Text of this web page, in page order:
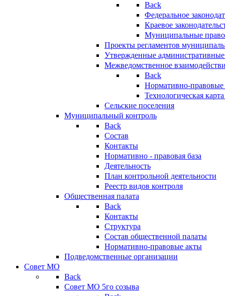
Back
Федеральное
Краевое
Муниципальные
Проекты регламентов
Утвержденные
Межведомственное
Back
Нормативно-правовые
Технологическая
Сельские поселения
Муниципальный контроль
Back
Состав
Контакты
Нормативно - правовая база
Деятельность
План контрольной деятельности
Реестр видов контроля
Общественная палата
Back
Контакты
Структура
Состав общественной палаты
Нормативно-правовые акты
Подведомственные организации
Совет МО
Back
Совет МО 5го созыва